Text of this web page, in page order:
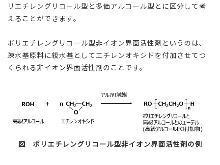
リエチレングリコール型と多価アルコール型とに区分して考
えることができます。
ポリエチレングリコール型非イオン界面活性剤というのは、
疎水基原料に親水基としてエチレンオキシドを付加させてつ
くられる非イオン界面活性剤のことです。
図 ポリエチレングリコール型非イオン界面活性剤の例